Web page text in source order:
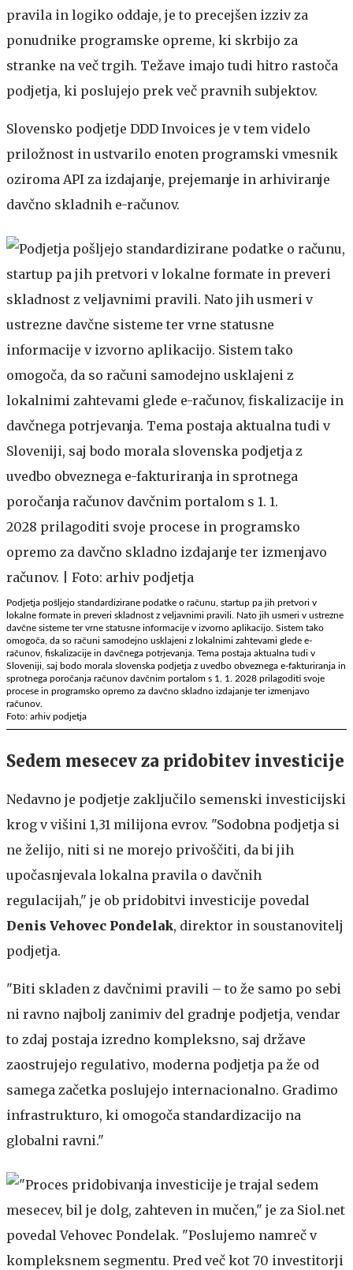
pravila in logiko oddaje, je to precejšen izziv za
ponudnike programske opreme, ki skrbijo za
stranke na več trgih. Težave imajo tudi hitro rastoča
podjetja, ki poslujejo prek več pravnih subjektov.
Slovensko podjetje DDD Invoices je v tem videlo
priložnost in ustvarilo enoten programski vmesnik
oziroma API za izdajanje, prejemanje in arhiviranje
davčno skladnih e-računov.
Podjetja pošljejo standardizirane podatke o računu, startup pa jih pretvori v
lokalne formate in preveri skladnost z veljavnimi pravili. Nato jih usmeri v ustrezne
davčne sisteme ter vrne statusne informacije v izvorno aplikacijo. Sistem tako
omogoča, da so računi samodejno usklajeni z lokalnimi zahtevami glede e-
računov, fiskalizacije in davčnega potrjevanja. Tema postaja aktualna tudi v
Sloveniji, saj bodo morala slovenska podjetja z uvedbo obveznega e-fakturiranja in
sprotnega poročanja računov davčnim portalom s 1. 1. 2028 prilagoditi svoje
procese in programsko opremo za davčno skladno izdajanje ter izmenjavo
računov.
Foto: arhiv podjetja
Sedem mesecev za pridobitev investicije
Nedavno je podjetje zaključilo semenski investicijski
krog v višini 1,31 milijona evrov. "Sodobna podjetja si
ne želijo, niti si ne morejo privoščiti, da bi jih
upočasnjevala lokalna pravila o davčnih
regulacijah," je ob pridobitvi investicije povedal
Denis Vehovec Pondelak, direktor in soustanovitelj
podjetja.
"Biti skladen z davčnimi pravili – to že samo po sebi
ni ravno najbolj zanimiv del gradnje podjetja, vendar
to zdaj postaja izredno kompleksno, saj države
zaostrujejo regulativo, moderna podjetja pa že od
samega začetka poslujejo internacionalno. Gradimo
infrastrukturo, ki omogoča standardizacijo na
globalni ravni."